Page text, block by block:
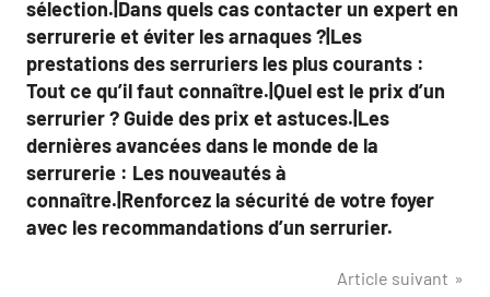
sélection.|Dans quels cas contacter un expert en
serrurerie et éviter les arnaques ?|Les
prestations des serruriers les plus courants :
Tout ce qu’il faut connaître.|Quel est le prix d’un
serrurier ? Guide des prix et astuces.|Les
dernières avancées dans le monde de la
serrurerie : Les nouveautés à
connaître.|Renforcez la sécurité de votre foyer
avec les recommandations d’un serrurier.
Article suivant